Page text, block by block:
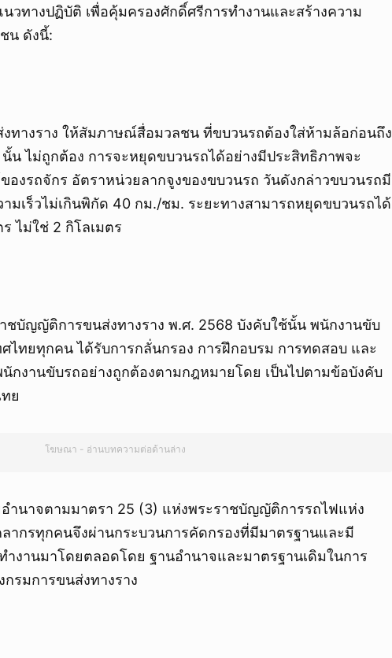
วทางปฏิบัติ เพื่อคุ้มครองศักดิ์ศรีการทำงานและสร้างความ
น ดังนี้:
ทางราง ให้สัมภาษณ์สื่อมวลชน ที่ขบวนรถต้องใส่ห้ามล้อก่อนถึง
น ไม่ถูกต้อง การจะหยุดขบวนรถได้อย่างมีประสิทธิภาพจะ
งรถจักร อัตราหน่วยลากจูงของขบวนรถ วันดังกล่าวขบวนรถมี
มเร็วไม่เกินพิกัด 40 กม./ชม. ระยะทางสามารถหยุดขบวนรถได้
ไม่ใช่ 2 กิโลเมตร
ชบัญญัติการขนส่งทางราง พ.ศ. 2568 บังคับใช้นั้น พนักงานขับ
ไทยทุกคน ได้รับการกลั่นกรอง การฝึกอบรม การทดสอบ และ
กงานขับรถอย่างถูกต้องตามกฎหมายโดย เป็นไปตามข้อบังคับ
ย
โฆษณา - อ่านบทความต่อด้านล่าง
ำนาจตามมาตรา 25 (3) แห่งพระราชบัญญัติการรถไฟแห่ง
ากรทุกคนจึงผ่านกระบวนการคัดกรองที่มีมาตรฐานและมี
ำงานมาโดยตลอดโดย ฐานอำนาจและมาตรฐานเดิมในการ
รมการขนส่งทางราง